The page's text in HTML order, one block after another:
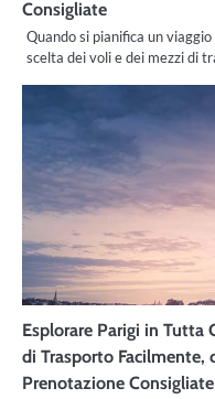
Consigliate
Quando si pianifica un
scelta dei voli e dei mezzi di
Esplorare Parigi in Tutta
di Trasporto Facilmente,
Prenotazione Consigliate